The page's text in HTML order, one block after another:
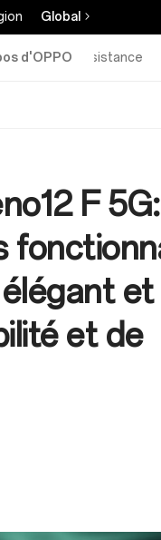
Global
d'OPPO Assistance
F
et
et de